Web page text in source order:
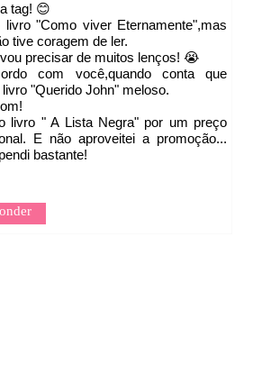
tag! 😊
livro "Como viver Eternamente",mas
tive coragem de ler.
precisar de muitos lenços! 😭
com você,quando conta que
"Querido John" meloso.
livro " A Lista Negra" por um preço
E não aproveitei a promoção...
bastante!